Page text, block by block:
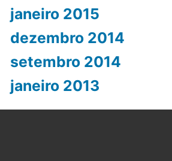
janeiro 2015
dezembro 2014
setembro 2014
janeiro 2013